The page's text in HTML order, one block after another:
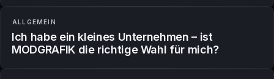
ALLGEMEIN
Ich habe ein kleines Unternehmen – ist
MODGRAFIK die richtige Wahl für mich?